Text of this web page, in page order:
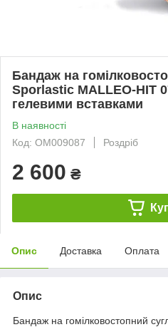
Бандаж на
Sporlastic MALLEO-HIT
гелевими вставками
В наявності
Код: ОМ009087
Роздріб
2 600 ₴
Опис Доставка Оплата
Опис
Бандаж на гомілковостопний